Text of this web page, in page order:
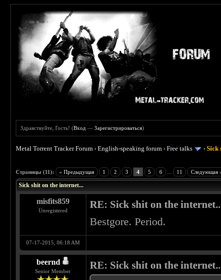
Здравствуйте, Гость! (Вход —Зарегистрироваться)
Metal Torrent Tracker Forum ›English-speaking forum ›Free talks ›Sick
Страницы (11): « Предыдущая 1 2 3 4 5 6 11 Следующая
Sick shit on the internet...
misfits859
Unregistered
RE: Sick shit on the
Bestgore. Period.
07-17-2015, 06:18 AM
beernd
Senior Member
RE: Sick shit on the